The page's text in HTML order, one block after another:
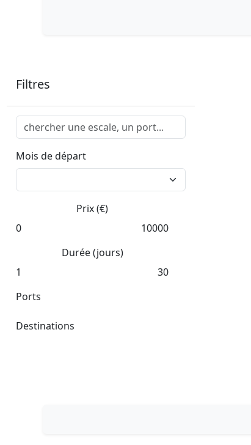
Filtres
Mois de départ
Prix (€)
0
10000
Durée (jours)
1
30
Ports
Destinations